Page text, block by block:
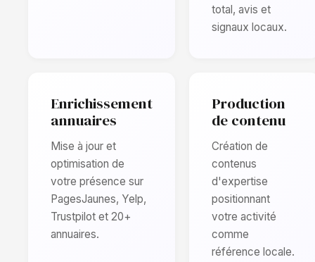
total, avis et
signaux locaux.
Enrichissement
annuaires
Mise à jour et
optimisation de
votre présence sur
PagesJaunes, Yelp,
Trustpilot et 20+
annuaires.
Production
de contenu
Création de
contenus
d'expertise
positionnant
votre activité
comme
référence locale.